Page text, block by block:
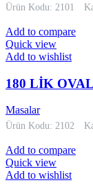
Ürün Kodu: 2101
Add to compare
Quick view
Add to wishlist
180 LİK
Masalar
Ürün Kodu: 2102
Add to compare
Quick view
Add to wishlist